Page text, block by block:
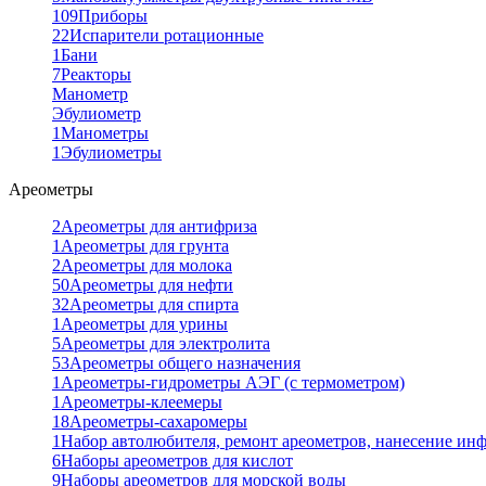
109Приборы
22Испарители ротационные
1Бани
7Реакторы
Манометр
Эбулиометр
1Манометры
1Эбулиометры
Ареометры
2Ареометры для антифриза
1 Ареометры для грунта
2Ареометры для молока
50Ареометры для нефти
32Ареометры для спирта
1 Ареометры для урины
5Ареометры для электролита
53Ареометры общего назначения
1 Ареометры-гидрометры АЭГ (с термометром)
1 Ареометры-клеемеры
18Ареометры-сахаромеры
1Набор автолюбителя, ремонт ареометров, нанесение
6Наборы ареометров для кислот
9Наборы ареометров для морской воды